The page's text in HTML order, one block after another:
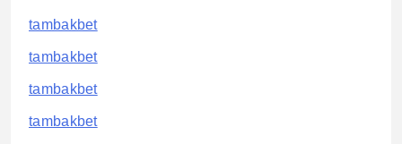
tambakbet
tambakbet
tambakbet
tambakbet